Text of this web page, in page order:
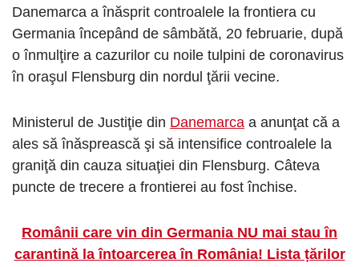
Danemarca a înăsprit controalele la frontiera cu
Germania începând de sâmbătă, 20 februarie, după
o înmulţire a cazurilor cu noile tulpini de coronavirus
în oraşul Flensburg din nordul ţării vecine.
Ministerul de Justiţie din Danemarca a anunţat că a
ales să înăsprească şi să intensifice controalele la
graniţă din cauza situaţiei din Flensburg. Câteva
puncte de trecere a frontierei au fost închise.
Românii care vin din Germania NU mai stau în
carantină la întoarcerea în România! Lista țărilor